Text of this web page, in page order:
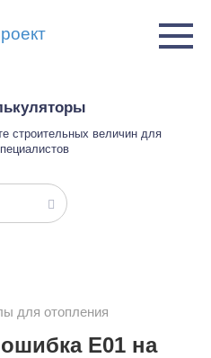
строительных величин для
для отопления
Е01 на